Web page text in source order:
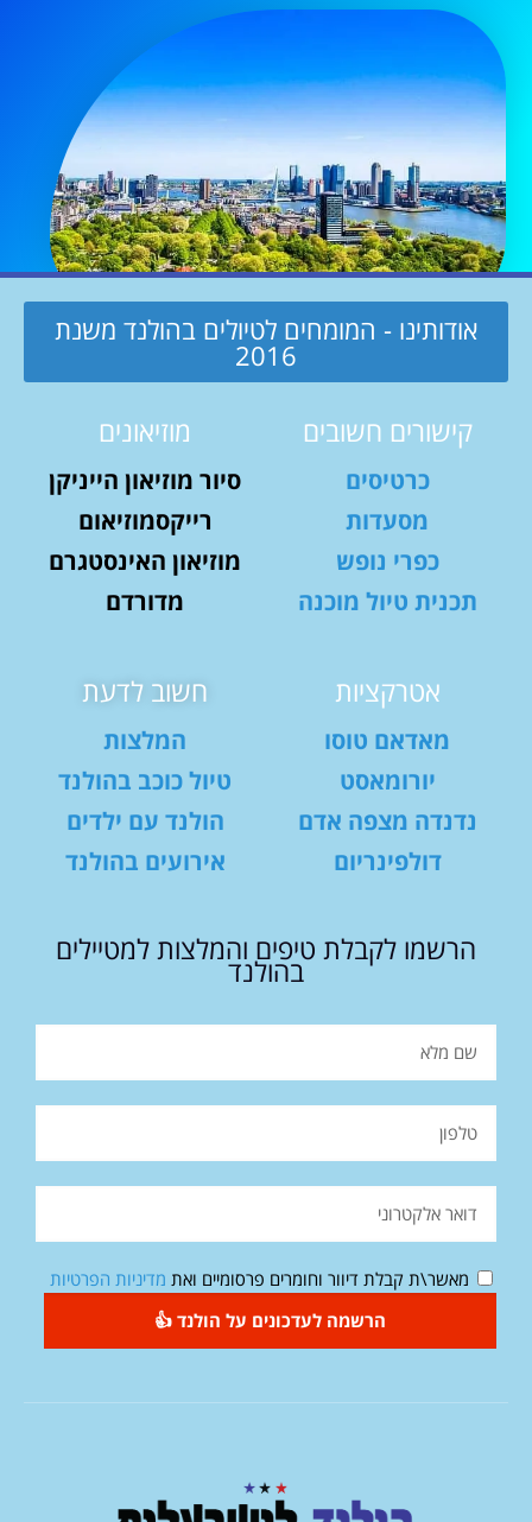
אודותינו - המומחים לטיולים בהולנד משנת
2016
קישורים חשובים
כרטיסים
מסעדות
כפרי נופש
תכנית טיול מוכנה
מוזיאונים
סיור מוזיאון הייניקן
רייקסמוזיאום
מוזיאון האינסטגרם
מדורדם
אטרקציות
מאדאם טוסו
יורומאסט
נדנדה מצפה אדם
דולפינריום
חשוב לדעת
המלצות
טיול כוכב בהולנד
הולנד עם ילדים
אירועים בהולנד
הרשמו לקבלת טיפים והמלצות למטיילים
בהולנד
מאשר\ת קבלת דיוור וחומרים פרסומיים ואת מדיניות הפרטיות
הרשמה לעדכונים על הולנד 👍